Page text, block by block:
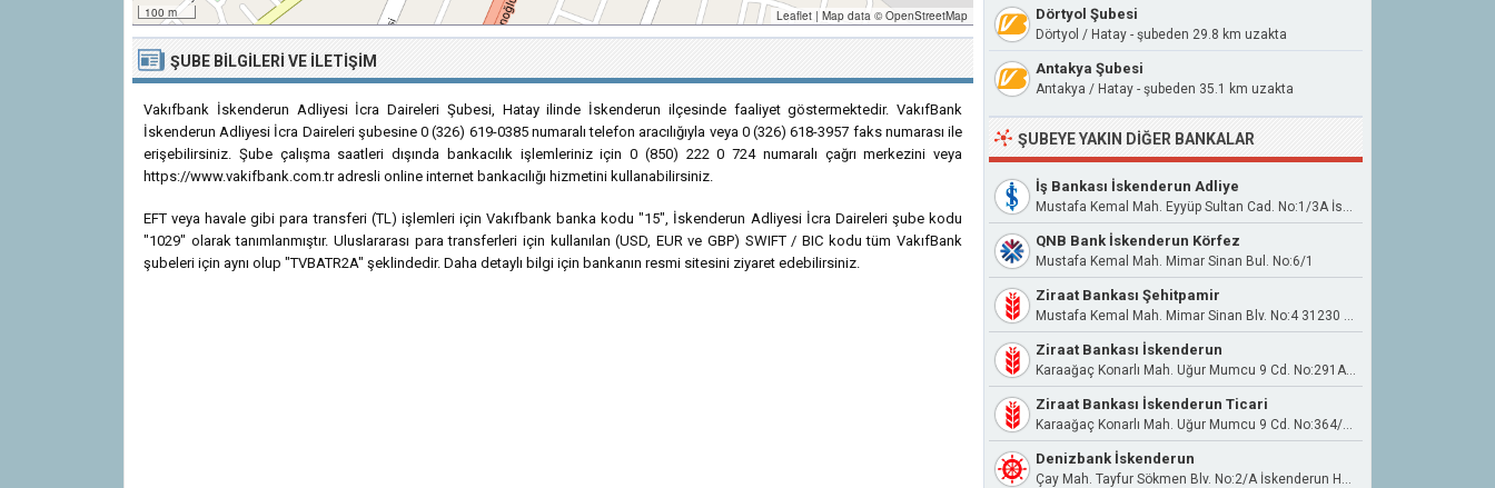
100 m Leaflet | Map data ©OpenStreetMap
ŞUBE BILGILERI VE İLETIŞIM
Vakıfbank İskenderun Adliyesi İcra Daireleri Şubesi, Hatay ilinde İskenderun ilçesinde faaliyet göstermektedir. VakıfBank
İskenderun Adliyesi İcra Daireleri şubesine 0 (326) 619-0385 numaralı telefon aracılığıyla veya 0 (326) 618-3957 faks numarası ile
erişebilirsiniz. Şube çalışma saatleri dışında bankacılık işlemleriniz için 0 (850) 222 0 724 numaralı çağrı merkezini veya
https://www.vakifbank.com.tr adresli online internet bankacılığı hizmetini kullanabilirsiniz.
EFT veya havale gibi para transferi (TL) işlemleri için Vakıfbank banka kodu "15", İskenderun Adliyesi İcra Daireleri şube kodu
"1029" olarak tanımlanmıştır. Uluslararası para transferleri için kullanılan (USD, EUR ve GBP) SWIFT / BIC kodu tüm VakıfBank
şubeleri için aynı olup "TVBATR2A" şeklindedir. Daha detaylı bilgi için bankanın resmi sitesini ziyaret edebilirsiniz.
Dörtyol Şubesi
Dörtyol / Hatay - şubeden 29.8 km uzakta
Antakya Şubesi
Antakya / Hatay - şubeden 35.1 km uzakta
ŞUBEYE YAKIN DIĞER BANKALAR
İş Bankası İskenderun Adliye
Mustafa Kemal Mah. Eyyüp Sultan Cad. No:1/3A İskenderun
QNB Bank İskenderun Körfez
Mustafa Kemal Mah. Mimar Sinan Bul. No:6/1
Ziraat Bankası Şehitpamir
Mustafa Kemal Mah. Mimar Sinan Blv. No:4 31230 İskenderun Hatay
Ziraat Bankası İskenderun
Karaağaç Konarlı Mah. Uğur Mumcu 9 Cd. No:291A 31290 Arsuz Hatay
Ziraat Bankası İskenderun Ticari
Karaağaç Konarlı Mah. Uğur Mumcu 9 Cd. No:364/1 31290 Arsuz Hatay Frenkçiftliği Mevkii Konteyner Hizmet Binası
Denizbank İskenderun
Çay Mah. Tayfur Sökmen Blv. No:2/A İskenderun Hatay